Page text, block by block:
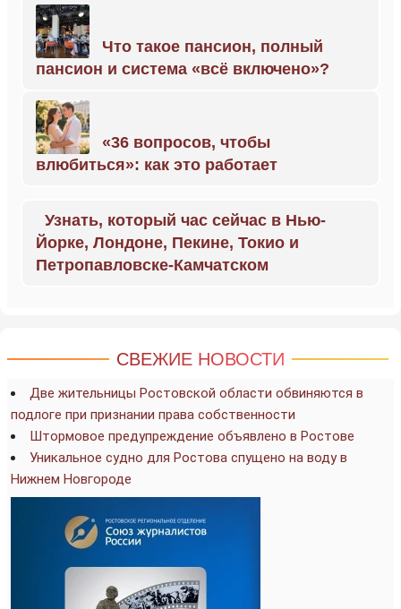
Что такое пансион, полный
пансион и система «всё включено»?
«36 вопросов, чтобы
влюбиться»: как это работает
Узнать, который час сейчас в Нью-
Йорке, Лондоне, Пекине, Токио и
Петропавловске-Камчатском
СВЕЖИЕ НОВОСТИ
Две жительницы Ростовской области обвиняются в
подлоге при признании права собственности
Штормовое предупреждение объявлено в Ростове
Уникальное судно для Ростова спущено на воду в
Нижнем Новгороде